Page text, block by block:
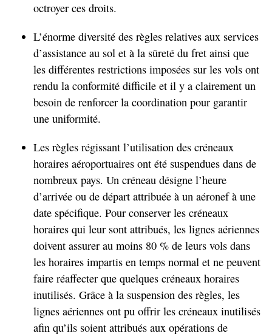
octroyer ces droits.
L’énorme diversité des règles relatives aux services
d’assistance au sol et à la sûreté du fret ainsi que
les différentes restrictions imposées sur les vols ont
rendu la conformité difficile et il y a clairement un
besoin de renforcer la coordination pour garantir
une uniformité.
Les règles régissant l’utilisation des créneaux
horaires aéroportuaires ont été suspendues dans de
nombreux pays. Un créneau désigne l’heure
d’arrivée ou de départ attribuée à un aéronef à une
date spécifique. Pour conserver les créneaux
horaires qui leur sont attribués, les lignes aériennes
doivent assurer au moins 80 % de leurs vols dans
les horaires impartis en temps normal et ne peuvent
faire réaffecter que quelques créneaux horaires
inutilisés. Grâce à la suspension des règles, les
lignes aériennes ont pu offrir les créneaux inutilisés
afin qu’ils soient attribués aux opérations de